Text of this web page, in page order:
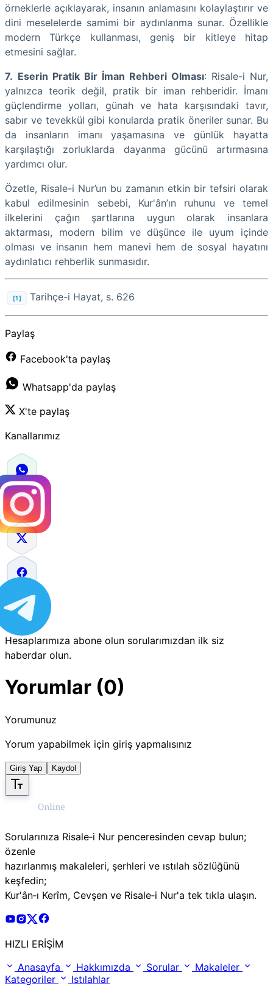
örneklerle açıklayarak, insanın anlamasını kolaylaştırır ve
dini meselelerde samimi bir aydınlanma sunar. Özellikle
modern Türkçe kullanması, geniş bir kitleye hitap
etmesini sağlar.
7. Eserin Pratik Bir İman Rehberi Olması: Risale-i Nur,
yalnızca teorik değil, pratik bir iman rehberidir. İmanı
güçlendirme yolları, günah ve hata karşısındaki tavır,
sabır ve tevekkül gibi konularda pratik öneriler sunar. Bu
da insanların imanı yaşamasına ve günlük hayatta
karşılaştığı zorluklarda dayanma gücünü artırmasına
yardımcı olur.
Özetle, Risale-i Nur’un bu zamanın etkin bir tefsiri olarak
kabul edilmesinin sebebi, Kur'ân’ın ruhunu ve temel
ilkelerini çağın şartlarına uygun olarak insanlara
aktarması, modern bilim ve düşünce ile uyum içinde
olması ve insanın hem manevi hem de sosyal hayatını
aydınlatıcı rehberlik sunmasıdır.
[1] Tarihçe-i Hayat, s. 626
Paylaş
Facebook'ta paylaş
Whatsapp'da paylaş
X'te paylaş
Kanallarımız
Hesaplarımıza abone olun sorularımızdan ilk siz
haberdar olun.
Yorumlar (0)
Yorumunuz
Yorum yapabilmek için giriş yapmalısınız
Giriş Yap Kaydol
Sorularınıza Risale‑i Nur penceresinden cevap bulun;
özenle
hazırlanmış makaleleri, şerhleri ve ıstılah sözlüğünü
keşfedin;
Kur'ân‑ı Kerîm, Cevşen ve Risale‑i Nur'a tek tıkla ulaşın.
Risale Online Youtube Hesabı
Risale Online Instagram Hesabı
Risale Online X Hesabı
HIZLI ERİŞİM
Anasayfa
Hakkımızda Sorular
Makaleler
Kategoriler
Istılahlar